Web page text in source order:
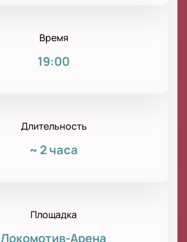
Время
19:00
Длительность
~ 2 часа
Площадка
Локомотив-Арена